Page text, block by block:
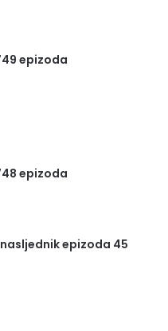
epizoda
epizoda
epizoda 45